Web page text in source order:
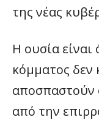
της νέας
Η ουσία είναι
κόμματος δεν
αποσπαστούν
από την